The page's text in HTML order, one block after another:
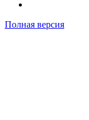
Полная версия